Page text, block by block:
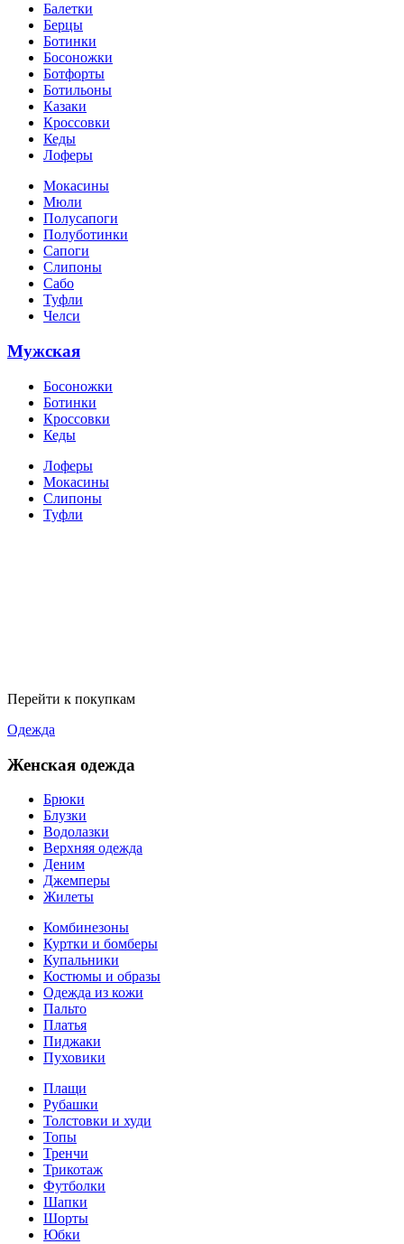
Балетки
Берцы
Ботинки
Босоножки
Ботфорты
Ботильоны
Казаки
Кроссовки
Кеды
Лоферы
Мокасины
Мюли
Полусапоги
Полуботинки
Сапоги
Слипоны
Сабо
Туфли
Челси
Мужская
Босоножки
Ботинки
Кроссовки
Кеды
Лоферы
Мокасины
Слипоны
Туфли
Перейти к покупкам
Одежда
Женская одежда
Брюки
Блузки
Водолазки
Верхняя одежда
Деним
Джемперы
Жилеты
Комбинезоны
Куртки и бомберы
Купальники
Костюмы и образы
Одежда из кожи
Пальто
Платья
Пиджаки
Пуховики
Плащи
Рубашки
Толстовки и худи
Топы
Тренчи
Трикотаж
Футболки
Шапки
Шорты
Юбки